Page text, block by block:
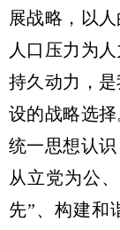
展战略，以
人口压力为
持久动力，
设的战略选
统一思想认
从立党为公
先”、构建和